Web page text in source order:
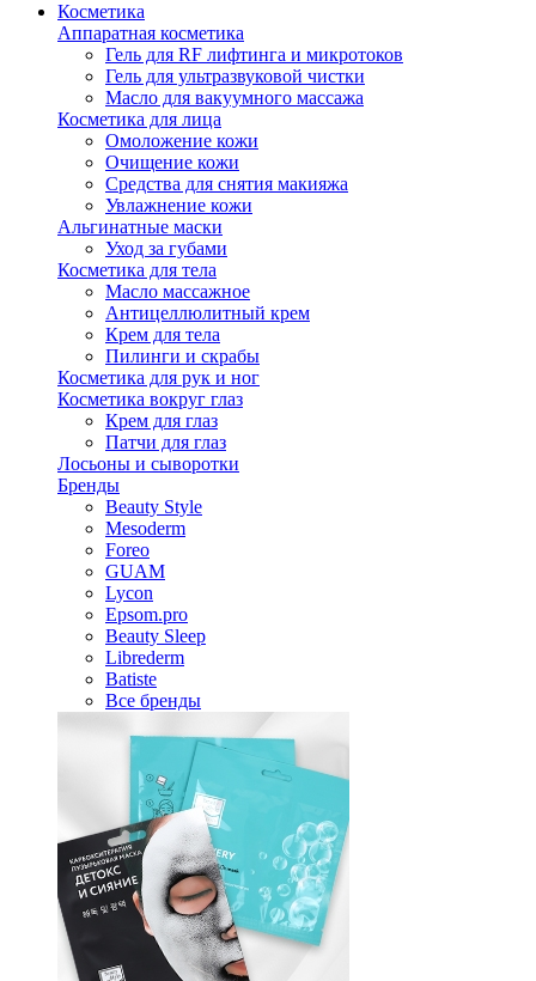
Косметика
Аппаратная косметика
Гель для RF лифтинга и микротоков
Гель для ультразвуковой чистки
Масло для вакуумного массажа
Косметика для лица
Омоложение кожи
Очищение кожи
Средства для снятия макияжа
Увлажнение кожи
Альгинатные маски
Уход за губами
Косметика для тела
Масло массажное
Антицеллюлитный крем
Крем для тела
Пилинги и скрабы
Косметика для рук и ног
Косметика вокруг глаз
Крем для глаз
Патчи для глаз
Лосьоны и сыворотки
Бренды
Beauty Style
Mesoderm
Foreo
GUAM
Lycon
Epsom.pro
Beauty Sleep
Librederm
Batiste
Все бренды